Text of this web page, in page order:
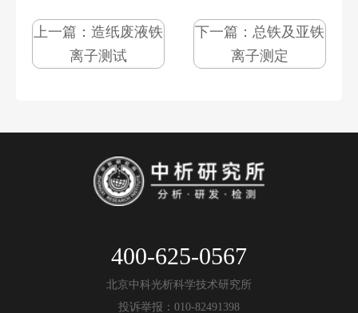
上一篇： 造纸废液铁
离子测试
下一篇： 总铁及亚铁
离子测定
400-625-0567
北京中科光析科学技术研究所
投诉举报：010-82491398